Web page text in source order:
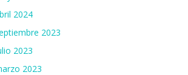
2024
2023
2023
2023